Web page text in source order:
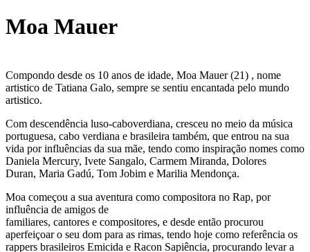
Moa Mauer
Compondo desde os 10 anos de idade, Moa Mauer (21) , nome
artistico de Tatiana Galo, sempre se sentiu encantada pelo mundo
artistico.
Com descendência luso-caboverdiana, cresceu no meio da música
portuguesa, cabo verdiana e brasileira também, que entrou na sua
vida por influências da sua mãe, tendo como inspiração nomes como
Daniela Mercury, Ivete Sangalo, Carmem Miranda, Dolores
Duran, Maria Gadú, Tom Jobim e Marilia Mendonça.
Moa começou a sua aventura como compositora no Rap, por
influência de amigos de
familiares, cantores e compositores, e desde então procurou
aperfeiçoar o seu dom para as rimas, tendo hoje como referência os
rappers brasileiros Emicida e Racon Sapiência, procurando levar a